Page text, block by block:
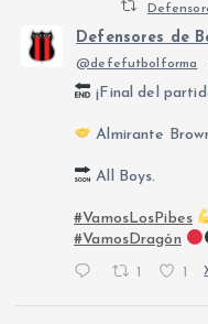
Defensores de
@defefutbolforma
¡Final del
Almirante
All Boys.
#VamosLosPibes
#VamosDragón
1 1